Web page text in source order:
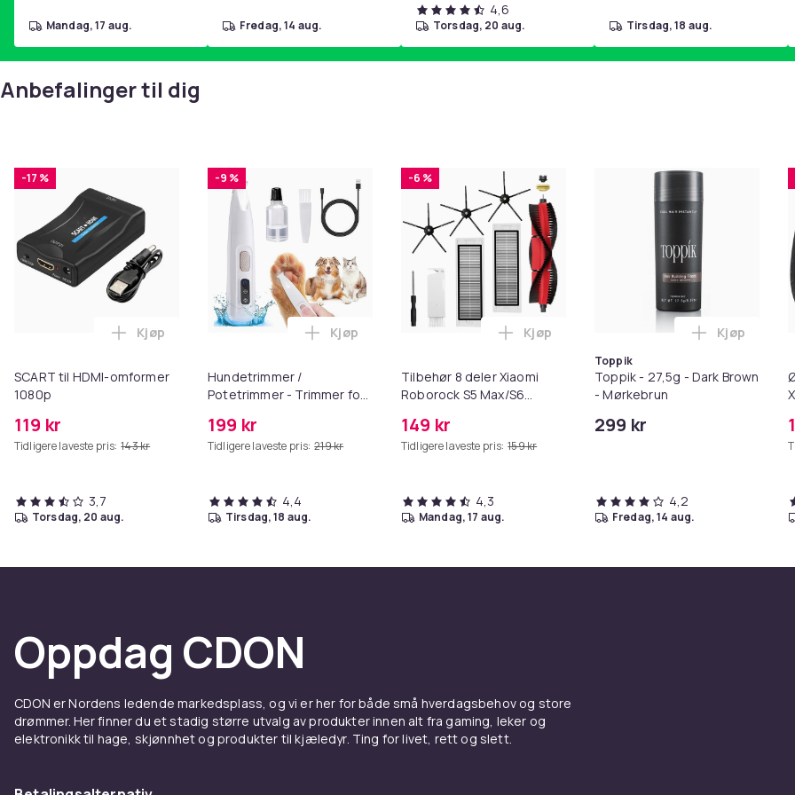
mandag, 17 aug. fredag, 14 aug.
4,6
torsdag, 20 aug. tirsdag, 18 aug.
Anbefalinger til dig
-17 %
SCART til HDMI-omformer
1080p
119 kr
Tidligere laveste pris: 143 kr
Legg SCART til HDMI-omformer 1080p i handlekurven
Kjøp
3,7
torsdag, 20 aug.
-9 %
Hundetrimmer /
Potetrimmer - Trimmer for
199 kr
Tidligere laveste pris: 219 kr
Legg Hundetrimmer / Potetrimmer - Trimmer for Poter i handlekurven
Kjøp
4,4
tirsdag, 18 aug.
-6 %
Tilbehør 8 deler Xiaomi
Roborock S5 Max/S6
MAXV/S50/S51/S55/S5/S60/S65/S6
149 kr
Tidligere laveste pris: 159 kr
Legg Tilbehør 8 deler Xiaomi Roborock
Kjøp
4,3
mandag, 17 aug.
Toppik
Toppik - 27,5g - Dark Brown
- Mørkebrun
299 kr
Legg
Kjøp
4,2
fredag, 14 aug.
Oppdag CDON
CDON er Nordens ledende markedsplass, og vi er her for både små hverdagsbehov og store
drømmer. Her finner du et stadig større utvalg av produkter innen alt fra gaming, leker og
elektronikk til hage, skjønnhet og produkter til kjæledyr. Ting for livet, rett og slett.